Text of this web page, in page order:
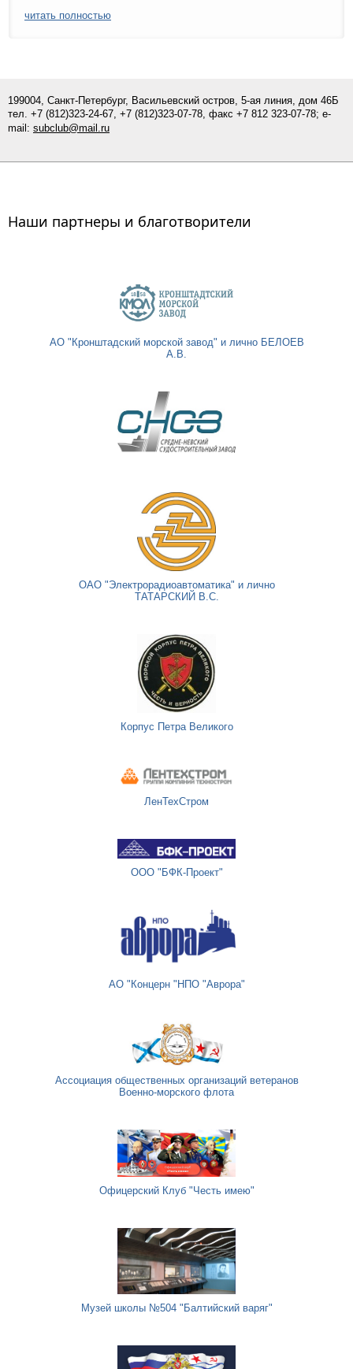
читать полностью
199004, Санкт-Петербург, Васильевский остров, 5-ая линия, дом 46Б
тел. +7 (812)323-24-67, +7 (812)323-07-78, факс +7 812 323-07-78; e-
mail: subclub@mail.ru
Наши партнеры и благотворители
АО "Кронштадский морской завод" и лично БЕЛОЕВ
А.В.
ОАО "Электрорадиоавтоматика" и лично
ТАТАРСКИЙ В.С.
Корпус Петра Великого
ЛенТехСтром
ООО "БФК-Проект"
АО "Концерн "НПО "Аврора"
Ассоциация общественных организаций ветеранов
Военно-морского флота
Офицерский Клуб "Честь имею"
Музей школы №504 "Балтийский варяг"